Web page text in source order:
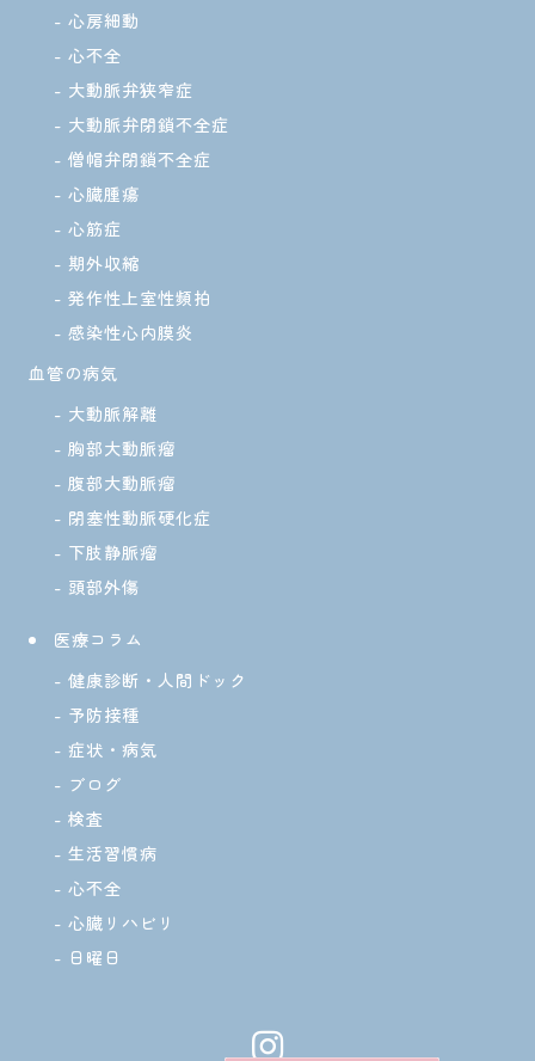
心房細動
心不全
大動脈弁狭窄症
大動脈弁閉鎖不全症
僧帽弁閉鎖不全症
心臓腫瘍
心筋症
期外収縮
発作性上室性頻拍
感染性心内膜炎
血管の病気
大動脈解離
胸部大動脈瘤
腹部大動脈瘤
閉塞性動脈硬化症
下肢静脈瘤
頭部外傷
医療コラム
健康診断・人間ドック
予防接種
症状・病気
ブログ
検査
生活習慣病
心不全
心臓リハビリ
日曜日